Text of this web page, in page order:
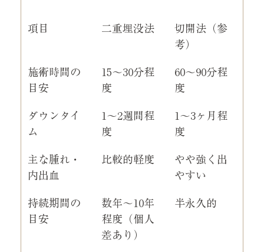
項目 二重埋没法
切開法（参
考）
施術時間の
目安
15〜30分程
度
60〜90分程
度
ダウンタイ
ム
1〜2週間程
度
1〜3ヶ月程
度
主な腫れ・
内出血
比較的軽度
やや強く出
やすい
持続期間の
目安
数年〜10年
程度（個人
差あり）
半永久的